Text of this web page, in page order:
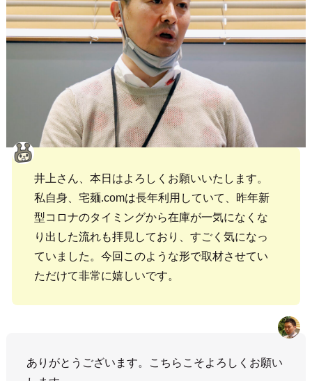
井上さん、本日はよろしくお願いいたします。
私自身、宅麺.comは長年利用していて、昨年新
型コロナのタイミングから在庫が一気になくな
り出した流れも拝見しており、すごく気になっ
ていました。今回このような形で取材させてい
ただけて非常に嬉しいです。
ありがとうございます。こちらこそよろしくお願い